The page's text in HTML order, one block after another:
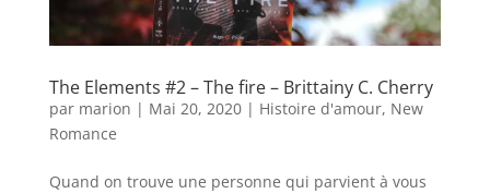
The Elements #2 – The fire – Brittainy C. Cherry
par marion | Mai 20, 2020| Histoire d'amour, New
Romance
Quand on trouve une personne qui parvient à vous